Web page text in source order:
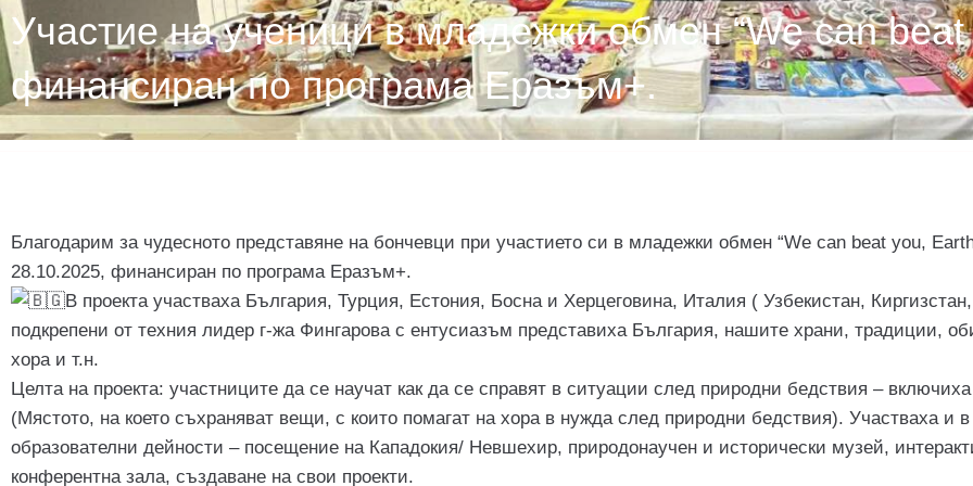
Участие на ученици в младежки обмен “We can
финансиран по програма Еразъм+.
Благодарим за чудесното представяне на бончевци при участието си в младежки обмен “We can beat you,
28.10.2025, финансиран по програма Еразъм+.
В проекта участваха България, Турция, Естония, Босна и Херцеговина, Италия ( Узбекистан,
подкрепени от техния лидер г-жа Фингарова с ентусиазъм представиха България, нашите храни, традиции,
хора и т.н.
Целта на проекта: участниците да се научат как да се справят в ситуации след природни бедствия –
(Мястото, на което съхраняват вещи, с които помагат на хора в нужда след природни бедствия). Участваха и в
образователни дейности – посещение на Кападокия/ Невшехир, природонаучен и исторически музей,
конферентна зала, създаване на свои проекти.